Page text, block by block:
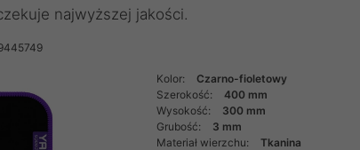
najwyższej jakości.
Kolor:
Czarno-fioletowy
Szerokość:
400 mm
Wysokość:
300 mm
Grubość:
3 mm
Materiał wierzchu:
Tkanina